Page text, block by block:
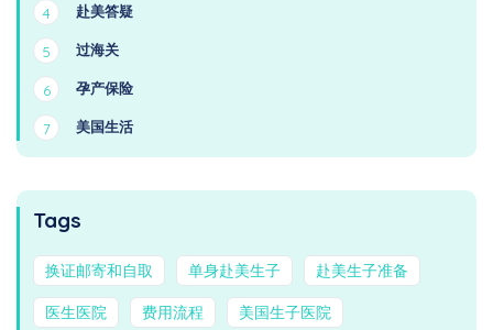
4 赴美答疑
5 过海关
6 孕产保险
7 美国生活
Tags
换证邮寄和自取 单身赴美生子 赴美生子准备
医生医院 费用流程 美国生子医院